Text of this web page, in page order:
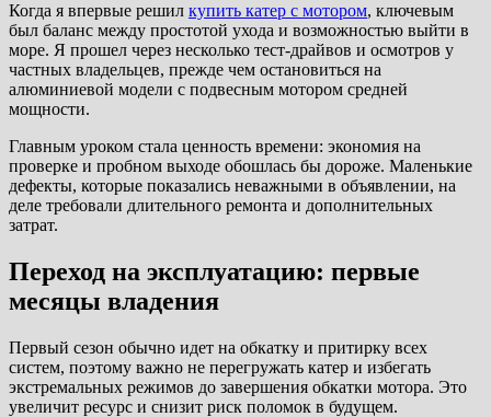
Когда я впервые решил купить катер c мотором, ключевым
был баланс между простотой ухода и возможностью выйти в
море. Я прошел через несколько тест-драйвов и осмотров у
частных владельцев, прежде чем остановиться на
алюминиевой модели с подвесным мотором средней
мощности.
Главным уроком стала ценность времени: экономия на
проверке и пробном выходе обошлась бы дороже. Маленькие
дефекты, которые показались неважными в объявлении, на
деле требовали длительного ремонта и дополнительных
затрат.
Переход на эксплуатацию: первые
месяцы владения
Первый сезон обычно идет на обкатку и притирку всех
систем, поэтому важно не перегружать катер и избегать
экстремальных режимов до завершения обкатки мотора. Это
увеличит ресурс и снизит риск поломок в будущем.